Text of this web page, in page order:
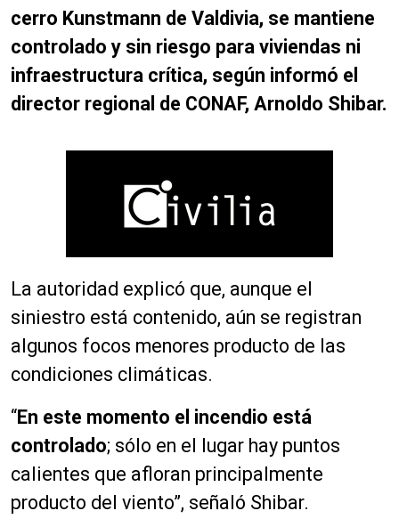
cerro Kunstmann de Valdivia, se mantiene
controlado y sin riesgo para viviendas ni
infraestructura crítica, según informó el
director regional de CONAF, Arnoldo Shibar.
La autoridad explicó que, aunque el
siniestro está contenido, aún se registran
algunos focos menores producto de las
condiciones climáticas.
“En este momento el incendio está
controlado; sólo en el lugar hay puntos
calientes que afloran principalmente
producto del viento”, señaló Shibar.